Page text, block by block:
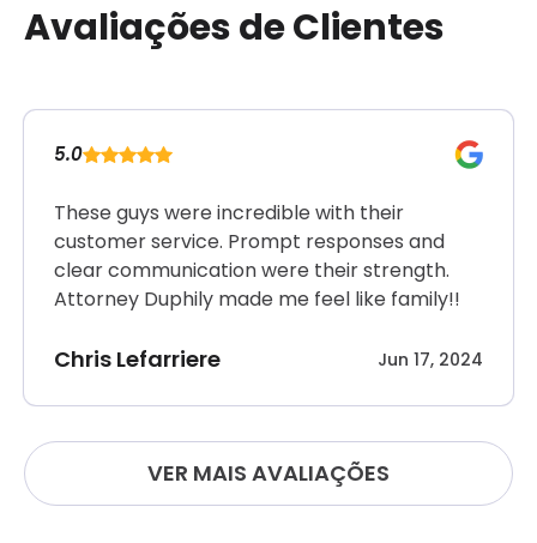
Avaliações de Clientes
5.0
These guys were incredible with their
customer service. Prompt responses and
clear communication were their strength.
Attorney Duphily made me feel like family!!
Chris Lefarriere Jun 17, 2024
VER MAIS AVALIAÇÕES